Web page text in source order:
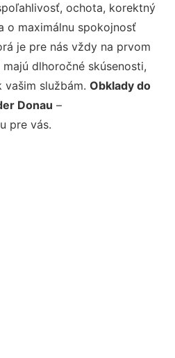
ochota, korektný
o maximálnu spokojnosť
je pre nás vždy na prvom
dlhoročné skúsenosti,
vašim službám. Obklady do
Donau –
pre vás.